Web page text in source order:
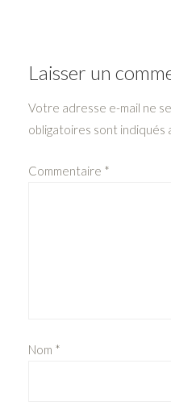
Laisser un
Votre adresse e-mail ne
obligatoires sont indiqués
Commentaire *
Nom *